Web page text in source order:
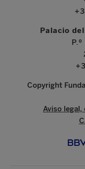
Palacio
Copyright
Aviso legal,